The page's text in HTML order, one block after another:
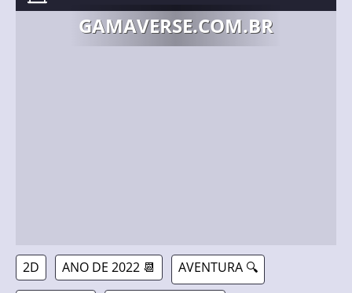
GAMAVERSE.COM.BR
2D ANO DE 2022 📆 AVENTURA 🔍